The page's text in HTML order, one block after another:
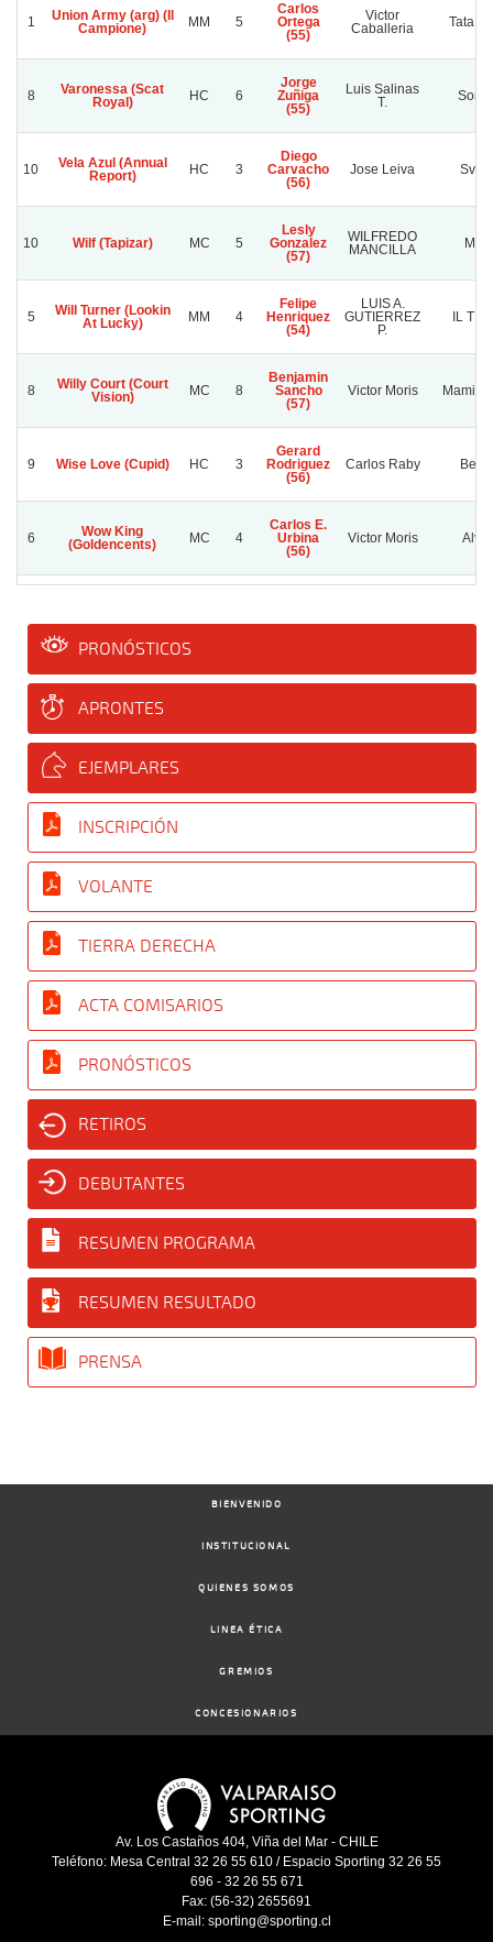
1
Union Army (arg) (Il
Campione)
MM 5
Carlos
Ortega
(55)
Victor
Caballeria
Tata
8
Varonessa (Scat
Royal)
HC 6
Jorge
Zuñiga
(55)
Luis Salinas
T.
10
Vela Azul (Annual
Report)
HC 3
Diego
Carvacho
(56)
Jose Leiva
10 Wilf (Tapizar) MC 5
Lesly
Gonzalez
(57)
WILFREDO
MANCILLA
M S
5
Will Turner (Lookin
At Lucky)
MM 4
Felipe
Henriquez
(54)
LUIS A.
GUTIERREZ
P.
IL
8
Willy Court (Court
Vision)
MC 8
Benjamin
Sancho
(57)
Victor Moris Mamita
9 Wise Love (Cupid) HC 3
Gerard
Rodriguez
(56)
Carlos Raby
6
Wow King
(Goldencents)
MC 4
Carlos E.
Urbina
(56)
Victor Moris
PRONÓSTICOS
APRONTES
EJEMPLARES
INSCRIPCIÓN
VOLANTE
TIERRA DERECHA
ACTA COMISARIOS
PRONÓSTICOS
RETIROS
DEBUTANTES
RESUMEN PROGRAMA
RESUMEN RESULTADO
PRENSA
BIENVENIDO
INSTITUCIONAL
QUIENES SOMOS
LINEA ÉTICA
GREMIOS
CONCESIONARIOS
Av. Los Castaños 404, Viña del Mar - CHILE
Teléfono: Mesa Central 32 26 55 610 / Espacio Sporting 32 26 55
696 - 32 26 55 671
Fax: (56-32) 2655691
E-mail: sporting@sporting.cl